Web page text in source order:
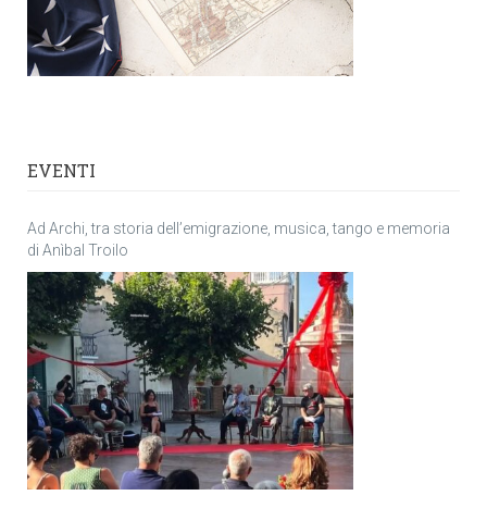
EVENTI
Ad Archi, tra storia dell’emigrazione, musica, tango e memoria
di Anìbal Troilo